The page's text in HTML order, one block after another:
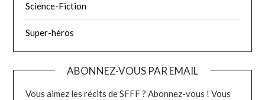
Science-Fiction
Super-héros
ABONNEZ-VOUS PAR EMAIL
Vous aimez les récits de SFFF ? Abonnez-vous ! Vous